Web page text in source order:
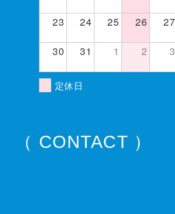
23
24 25 26 27
30
31 1 2 3
定休日
（ CONTACT ）